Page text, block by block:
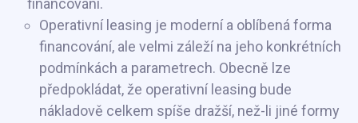
financování.
Operativní leasing je moderní a oblíbená forma
financování, ale velmi záleží na jeho konkrétních
podmínkách a parametrech. Obecně lze
předpokládat, že operativní leasing bude
nákladově celkem spíše dražší, než-li jiné formy